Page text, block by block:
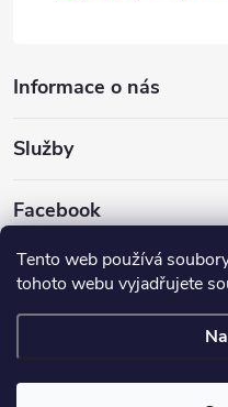
Tento web používá
tohoto webu vyjadřujete
Informace o nás
Služby
Facebook
Copyright 2026INVEST -